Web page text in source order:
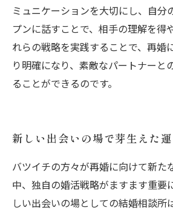
ミュニケーションを大切にし、自分
プンに話すことで、相手の理解を得
れらの戦略を実践することで、再婚
り明確になり、素敵なパートナーと
ることができるのです。
新しい出会いの場で芽生えた
バツイチの方々が再婚に向けて新た
中、独自の婚活戦略がますます重要
しい出会いの場としての結婚相談所